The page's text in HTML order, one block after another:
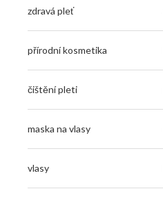
zdravá pleť
přírodní kosmetika
čištění pleti
maska na vlasy
vlasy